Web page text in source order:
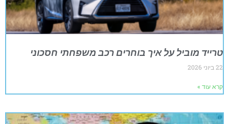
טרייד מוביל על איך בוחרים רכב משפחתי חסכוני
22 ביוני 2026
קרא עוד »